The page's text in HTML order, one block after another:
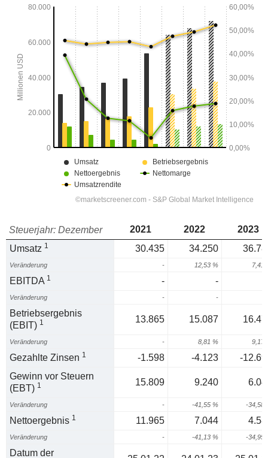
Steuerjahr: Dezember 2021 2022
2023
Umsatz 1 30.435 34.250
Veränderung - 12,53 % 7,41
EBITDA 1 - -
Veränderung - -
Betriebsergebnis
(EBIT) 1 13.865 15.087
Veränderung - 8,81 % 9,17
Gezahlte Zinsen 1 -1.598 -4.123
-
Gewinn vor Steuern
(EBT) 1 15.809 9.240
Veränderung - -41,55 % -34,58
Nettoergebnis 1 11.965 7.044
Veränderung - -41,13 % -34,95
Datum der